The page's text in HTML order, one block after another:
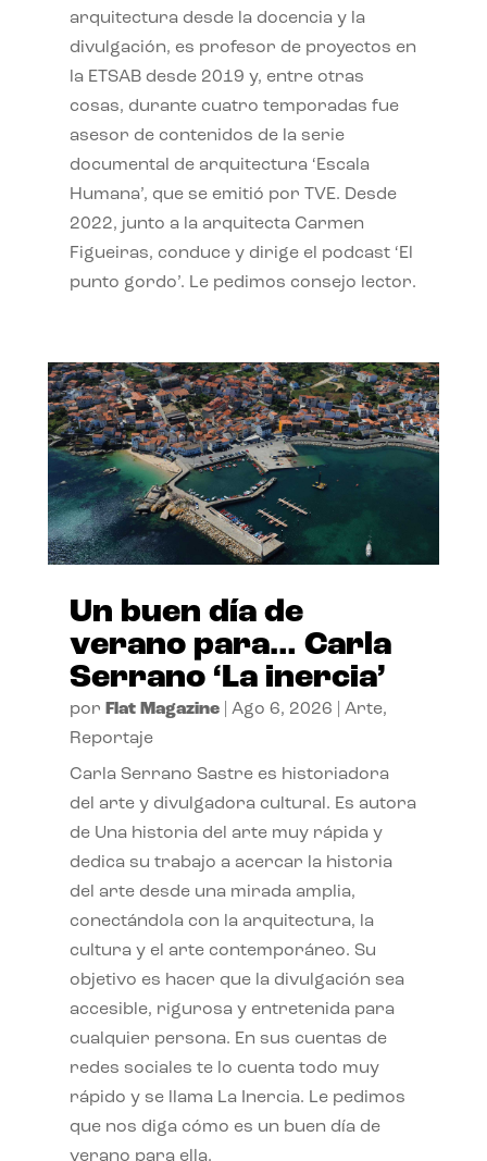
arquitectura desde la docencia y la
divulgación, es profesor de proyectos en
la ETSAB desde 2019 y, entre otras
cosas, durante cuatro temporadas fue
asesor de contenidos de la serie
documental de arquitectura ‘Escala
Humana’, que se emitió por TVE. Desde
2022, junto a la arquitecta Carmen
Figueiras, conduce y dirige el podcast ‘El
punto gordo’. Le pedimos consejo lector.
Un buen día de
verano para… Carla
Serrano ‘La inercia’
por Flat Magazine| Ago 6, 2026 Arte,
Reportaje
Carla Serrano Sastre es historiadora
del arte y divulgadora cultural. Es autora
de Una historia del arte muy rápida y
dedica su trabajo a acercar la historia
del arte desde una mirada amplia,
conectándola con la arquitectura, la
cultura y el arte contemporáneo. Su
objetivo es hacer que la divulgación sea
accesible, rigurosa y entretenida para
cualquier persona. En sus cuentas de
redes sociales te lo cuenta todo muy
rápido y se llama La Inercia. Le pedimos
que nos diga cómo es un buen día de
verano para ella.